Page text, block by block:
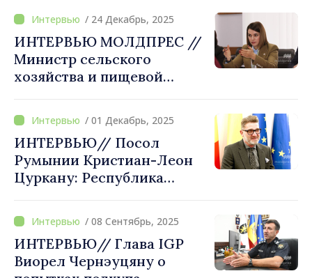
«Никакие дискуссии о
Республике Молдова
невозможны без участия
Кишинёва. Мы в этом
убедились»
/ 24 Декабрь, 2025
ИНТЕРВЬЮ МОЛДПРЕС //
Министр сельского
хозяйства и пищевой
Людмила Катлабуга:
«Европейская интеграция в
корне меняет подход к
поддержке сельского
хозяйства»
/ 01 Декабрь, 2025
ИНТЕРВЬЮ// Посол
Румынии Кристиан-Леон
Цуркану: Республика
одинока в своих усилиях.
Румыния будет
поддерживать ее
/ 08 Сентябрь, 2025
ИНТЕРВЬЮ// Глава IGP
Виорел Чернэуцяну о